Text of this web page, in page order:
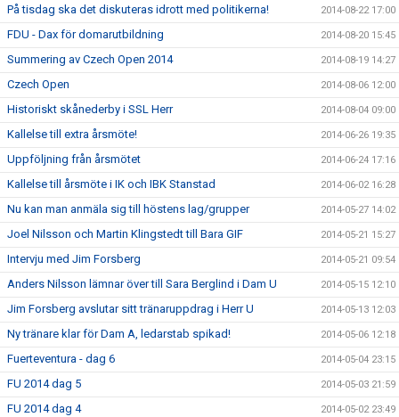
På tisdag ska det diskuteras idrott med politikerna! 2014-08-22 17:00
FDU - Dax för domarutbildning 2014-08-20 15:45
Summering av Czech Open 2014 2014-08-19 14:27
Czech Open 2014-08-06 12:00
Historiskt skånederby i SSL Herr 2014-08-04 09:00
Kallelse till extra årsmöte! 2014-06-26 19:35
Uppföljning från årsmötet 2014-06-24 17:16
Kallelse till årsmöte i IK och IBK Stanstad 2014-06-02 16:28
Nu kan man anmäla sig till höstens lag/grupper 2014-05-27 14:02
Joel Nilsson och Martin Klingstedt till Bara GIF 2014-05-21 15:27
Intervju med Jim Forsberg 2014-05-21 09:54
Anders Nilsson lämnar över till Sara Berglind i Dam U 2014-05-15 12:10
Jim Forsberg avslutar sitt tränaruppdrag i Herr U 2014-05-13 12:03
Ny tränare klar för Dam A, ledarstab spikad! 2014-05-06 12:18
Fuerteventura - dag 6 2014-05-04 23:15
FU 2014 dag 5 2014-05-03 21:59
FU 2014 dag 4 2014-05-02 23:49